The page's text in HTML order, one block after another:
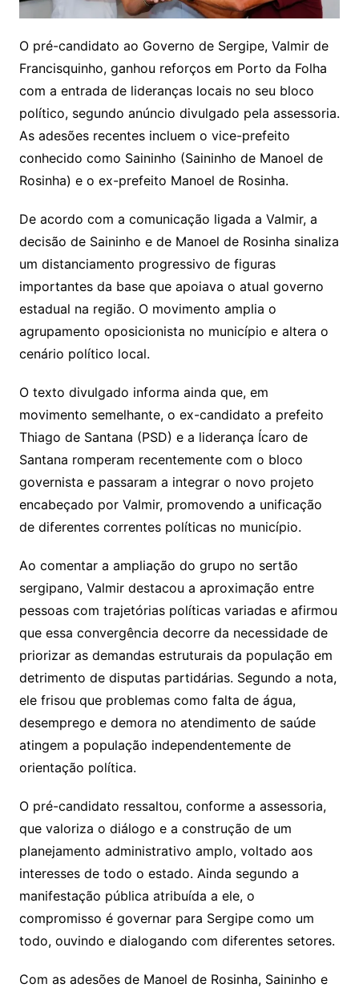
O pré-candidato ao Governo de Sergipe, Valmir de
Francisquinho, ganhou reforços em Porto da Folha
com a entrada de lideranças locais no seu bloco
político, segundo anúncio divulgado pela assessoria.
As adesões recentes incluem o vice-prefeito
conhecido como Saininho (Saininho de Manoel de
Rosinha) e o ex-prefeito Manoel de Rosinha.
De acordo com a comunicação ligada a Valmir, a
decisão de Saininho e de Manoel de Rosinha sinaliza
um distanciamento progressivo de figuras
importantes da base que apoiava o atual governo
estadual na região. O movimento amplia o
agrupamento oposicionista no município e altera o
cenário político local.
O texto divulgado informa ainda que, em
movimento semelhante, o ex-candidato a prefeito
Thiago de Santana (PSD) e a liderança Ícaro de
Santana romperam recentemente com o bloco
governista e passaram a integrar o novo projeto
encabeçado por Valmir, promovendo a unificação
de diferentes correntes políticas no município.
Ao comentar a ampliação do grupo no sertão
sergipano, Valmir destacou a aproximação entre
pessoas com trajetórias políticas variadas e afirmou
que essa convergência decorre da necessidade de
priorizar as demandas estruturais da população em
detrimento de disputas partidárias. Segundo a nota,
ele frisou que problemas como falta de água,
desemprego e demora no atendimento de saúde
atingem a população independentemente de
orientação política.
O pré-candidato ressaltou, conforme a assessoria,
que valoriza o diálogo e a construção de um
planejamento administrativo amplo, voltado aos
interesses de todo o estado. Ainda segundo a
manifestação pública atribuída a ele, o
compromisso é governar para Sergipe como um
todo, ouvindo e dialogando com diferentes setores.
Com as adesões de Manoel de Rosinha, Saininho e